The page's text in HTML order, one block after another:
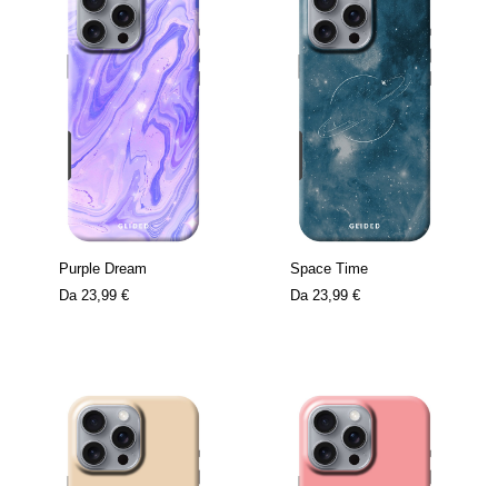
Purple Dream
Da 23,99 €
Space Time
Da 23,99 €